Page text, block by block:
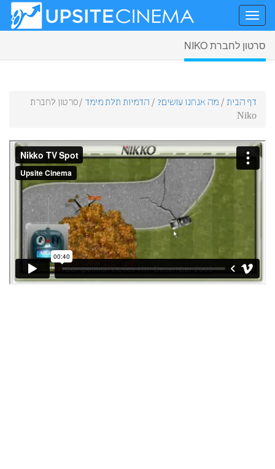
סרטון לחברת NIKO
דף הבית / מה אנחנו עושים? / הדמיות תלת מימד / סרטון לחברת
Niko